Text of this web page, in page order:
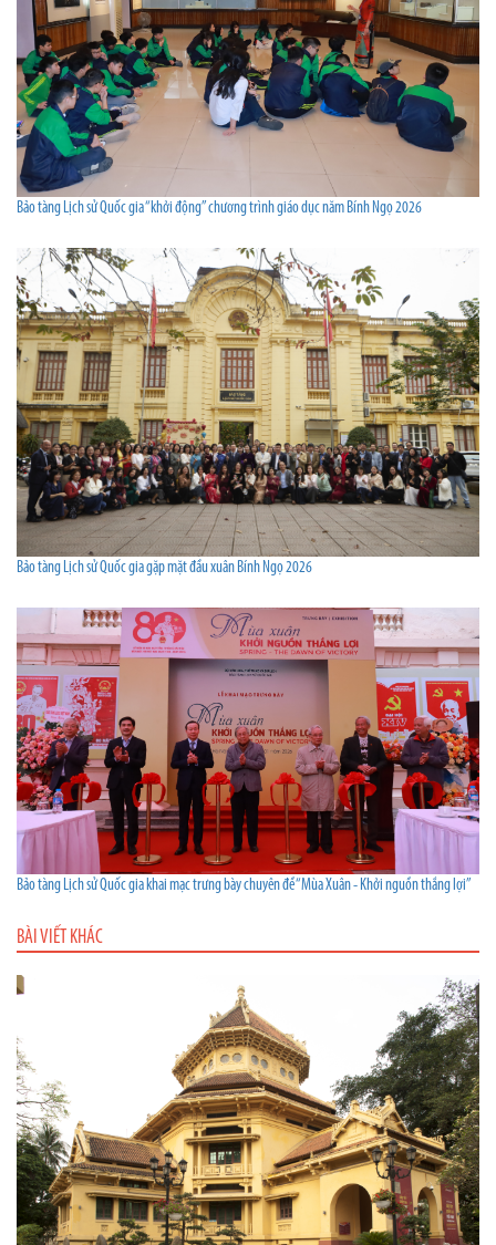
Bảo tàng Lịch sử Quốc gia “khởi động” chương trình giáo dục năm Bính Ngọ 2026
Bảo tàng Lịch sử Quốc gia gặp mặt đầu xuân Bính Ngọ 2026
Bảo tàng Lịch sử Quốc gia khai mạc trưng bày chuyên đề “Mùa Xuân - Khởi nguồn thắng lợi”
BÀI VIẾT KHÁC